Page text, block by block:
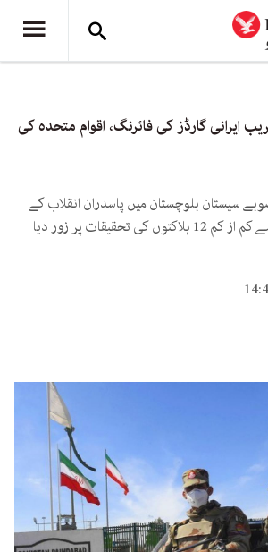
ایرانی گارڈز کی فائرنگ، اقوام متحدہ کی
سیستان بلوچستان میں پاسدران انقلاب کے
محافظوں کی فائرنگ سے کم از کم 12 ہلاکتوں کی تحقیقات پر زور دیا